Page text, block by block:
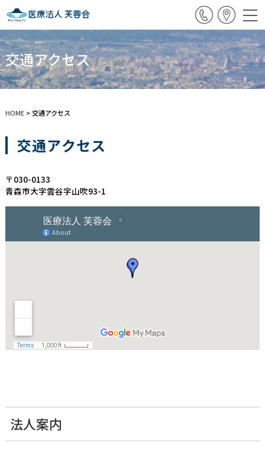
交通アクセス
HOME > 交通アクセス
交通アクセス
〒030-0133
青森市大字雲谷字山吹93-1
法人案内